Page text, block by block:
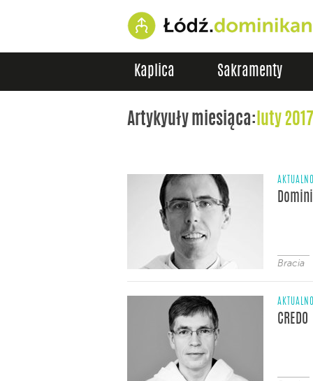
Kaplica Sakramenty
Artykyuły miesiąca: luty 2017
Bracia
CREDO